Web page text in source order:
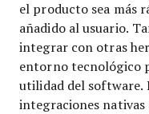
el producto sea más
añadido al usuario.
integrar con otras
entorno tecnológico
utilidad del software.
integraciones nativas